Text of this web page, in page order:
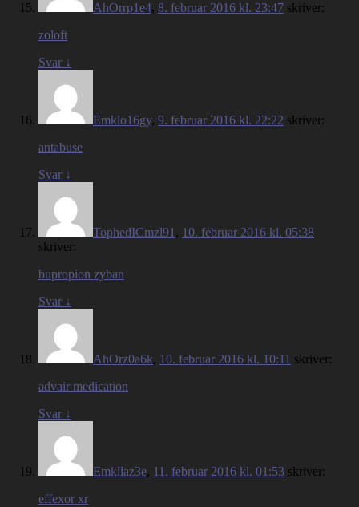
AhOrrp1e4, 8. februar 2016 kl. 23:47 skriver:
zoloft
Svar ↓
Emklo16gy, 9. februar 2016 kl. 22:22 skriver:
antabuse
Svar ↓
TophedICmzl91 , 10. februar 2016 kl. 05:38
skriver:
bupropion zyban
Svar ↓
AhOrz0a6k, 10. februar 2016 kl. 10:11 skriver:
advair medication
Svar ↓
Emkllaz3e, 11. februar 2016 kl. 01:53 skriver:
effexor xr